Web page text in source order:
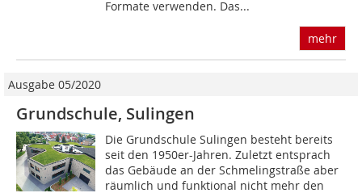
Formate verwenden. Das...
mehr
Ausgabe 05/2020
Grundschule, Sulingen
Die Grundschule Sulingen besteht bereits
seit den 1950er-Jahren. Zuletzt entsprach
das Gebäude an der Schmelingstraße aber
räumlich und funktional nicht mehr den